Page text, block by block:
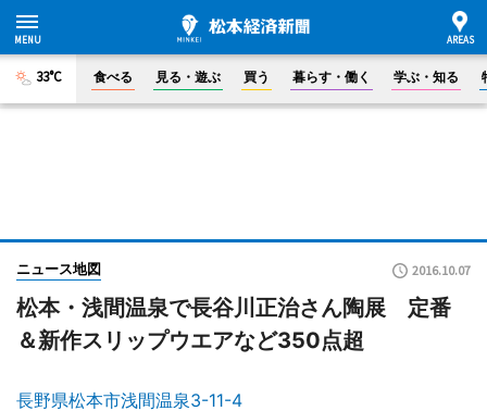
33°C 食べる 見る・遊ぶ 買う 暮らす・働く 学ぶ・知る
ニュース地図 2016.10.07
松本・浅間温泉で長谷川正治さん陶展 定番
＆新作スリップウエアなど350点超
長野県松本市浅間温泉3-11-4